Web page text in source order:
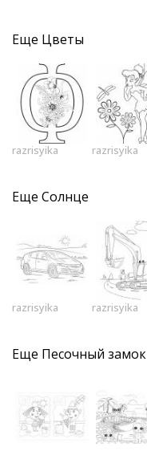
Еще Цветы
razrisyika razrisyika
Еще Солнце
razrisyika razrisyika
Еще Песочный замок